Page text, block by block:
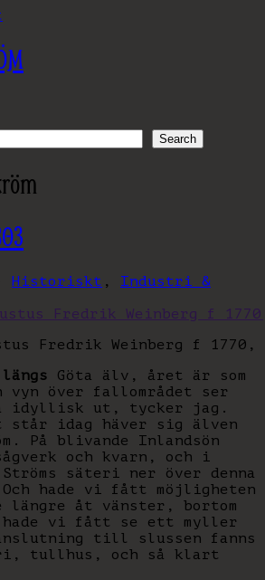
Historiskt , Industri &
Fredrik Weinberg f 1770,
Göta älv, året är som
vyn över fallområdet ser
idyllisk ut, tycker jag.
står idag häver sig älven
På blivande Inlandsön
och kvarn, och i
säteri ner över denna
hade vi fått möjligheten
åt vänster, bortom
vi fått se ett myller
till slussen fanns
tullhus, och så klart